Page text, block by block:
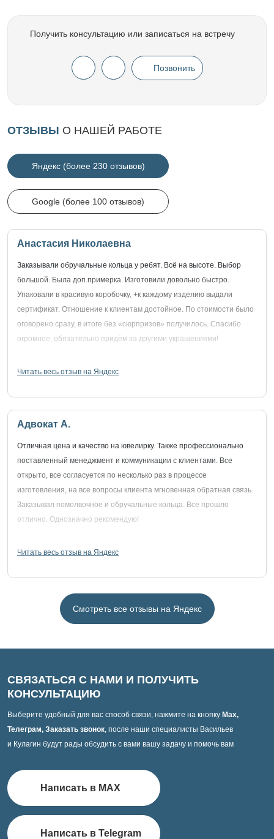
Получить консультацию или записаться на встречу
Позвонить
ОТЗЫВЫ О НАШЕЙ РАБОТЕ
Яндекс (более 230 отзывов)
Google (более 100 отзывов)
Анастасия Николаевна
Заказывали обручальные кольца у ребят. Всё на высоте. Выбор
большой. Была доп.примерка. Изготовили довольно быстро.
Упаковали в красивую коробочку, +к каждому изделию выдали
сертификат. Отношение к клиентам достойное. По стоимости было
оговорено сразу, в итоге без «сюрпризов» получилось. Спасибо
огромное, обязательно придём за другими украшениями!
Читать весь отзыв на Яндекс
Адвокат А.
Отличная цена и качество на ювелирку. Также профессионально
поставленный менеджмент и коммуникации с клиентами. Все
открыто, все согласуется по несколько раз в процессе
изготовления, на все вопросы клиента мгновенная обратная связь.
Заказывал помолвочное и обручальные кольца. Все прошло
отлично. Однозначно рекомендую!
Читать весь отзыв на Яндекс
Смотреть все отзывы на Яндекс
СВЯЗАТЬСЯ С НАМИ И ПОЛУЧИТЬ
КОНСУЛЬТАЦИЮ
Выберите удобный для вас способ связи, нажмите на кнопку Max,
Телеграм, Заказать звонок, после наши специалисты Васильев
и Кулагин будут рады обсудить с вами вашу задачу и помочь вам
Написать в MAX
Написать в Telegram